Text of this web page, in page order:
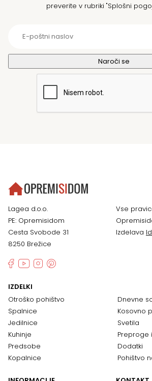
preverite v rubriki "Splošni
Lagea d.o.o.
PE: Opremisidom
Cesta Svobode 31
8250 Brežice
Vse
Izdelava
IZDELKI
Otroško pohištvo
Spalnice
Jedilnice
Kuhinje
Predsobe
Kopalnice
Dnevne
Kosovno
Svetila
Preproge
Dodatki
Pohištvo